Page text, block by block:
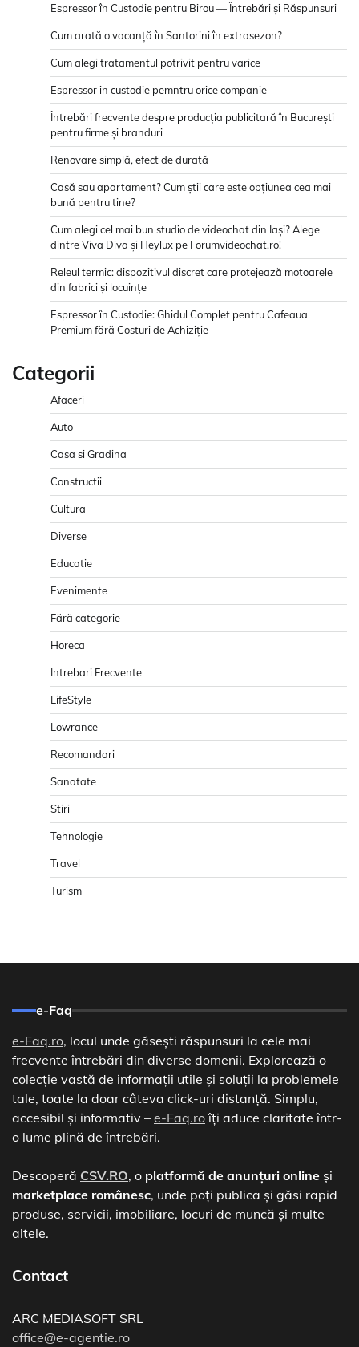
Espressor în Custodie pentru Birou — Întrebări și Răspunsuri
Cum arată o vacanță în Santorini în extrasezon?
Cum alegi tratamentul potrivit pentru varice
Espressor in custodie pemntru orice companie
Întrebări frecvente despre producția publicitară în București
pentru firme și branduri
Renovare simplă, efect de durată
Casă sau apartament? Cum știi care este opțiunea cea mai
bună pentru tine?
Cum alegi cel mai bun studio de videochat din Iași? Alege
dintre Viva Diva și Heylux pe Forumvideochat.ro!
Releul termic: dispozitivul discret care protejează motoarele
din fabrici și locuințe
Espressor în Custodie: Ghidul Complet pentru Cafeaua
Premium fără Costuri de Achiziție
Categorii
Afaceri
Auto
Casa si Gradina
Constructii
Cultura
Diverse
Educatie
Evenimente
Fără categorie
Horeca
Intrebari Frecvente
LifeStyle
Lowrance
Recomandari
Sanatate
Stiri
Tehnologie
Travel
Turism
e-Faq
e-Faq.ro, locul unde găsești răspunsuri la cele mai
frecvente întrebări din diverse domenii. Explorează o
colecție vastă de informații utile și soluții la problemele
tale, toate la doar câteva click-uri distanță. Simplu,
accesibil și informativ – e-Faq.roîți aduce claritate într-
o lume plină de întrebări.
Descoperă CSV.RO, o platformă de anunțuri online și
marketplace românesc, unde poți publica și găsi rapid
produse, servicii, imobiliare, locuri de muncă și multe
altele.
Contact
ARC MEDIASOFT SRL
office@e-agentie.ro